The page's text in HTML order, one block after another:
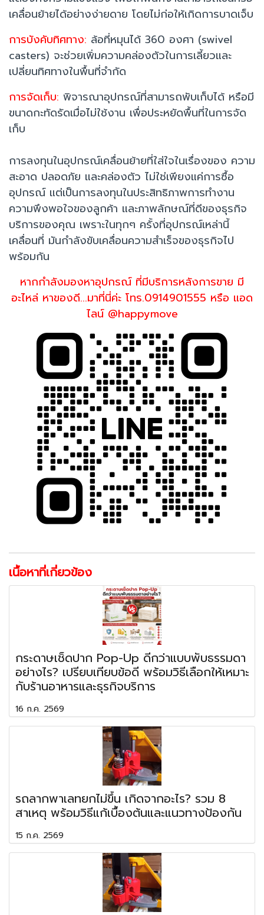
เคลื่อนย้ายได้อย่างง่ายดาย โดยไม่ก่อให้เกิดการบาดเจ็บ
การบังคับทิศทาง: ล้อที่หมุนได้ 360 องศา (swivel
casters) จะช่วยเพิ่มความคล่องตัวในการเลี้ยวและ
เปลี่ยนทิศทางในพื้นที่จำกัด
การจัดเก็บ: พิจารณาอุปกรณ์ที่สามารถพับเก็บได้ หรือมี
ขนาดกะทัดรัดเมื่อไม่ใช้งาน เพื่อประหยัดพื้นที่ในการจัด
เก็บ
การลงทุนในอุปกรณ์เคลื่อนย้ายที่ใส่ใจในเรื่องของ ความ
สะอาด ปลอดภัย และคล่องตัว ไม่ใช่เพียงแค่การซื้อ
อุปกรณ์ แต่เป็นการลงทุนในประสิทธิภาพการทำงาน
ความพึงพอใจของลูกค้า และภาพลักษณ์ที่ดีของธุรกิจ
บริการของคุณ เพราะในทุกๆ ครั้งที่อุปกรณ์เหล่านี้
เคลื่อนที่ มันกำลังขับเคลื่อนความสำเร็จของธุรกิจไป
พร้อมกัน
หากกำลังมองหาอุปกรณ์ ที่มีบริการหลังการขาย มี
อะไหล่ หาของดี...มาที่นี่ค่ะ โทร.0914901555 หรือ แอด
ไลน์ @happymove
เนื้อหาที่เกี่ยวข้อง
กระดาษเช็ดปาก Pop-Up ดีกว่าแบบพับธรรมดา
อย่างไร? เปรียบเทียบข้อดี พร้อมวิธีเลือกให้เหมาะ
กับร้านอาหารและธุรกิจบริการ
16 ก.ค. 2569
รถลากพาเลทยกไม่ขึ้น เกิดจากอะไร? รวม 8
สาเหตุ พร้อมวิธีแก้เบื้องต้นและแนวทางป้องกัน
15 ก.ค. 2569